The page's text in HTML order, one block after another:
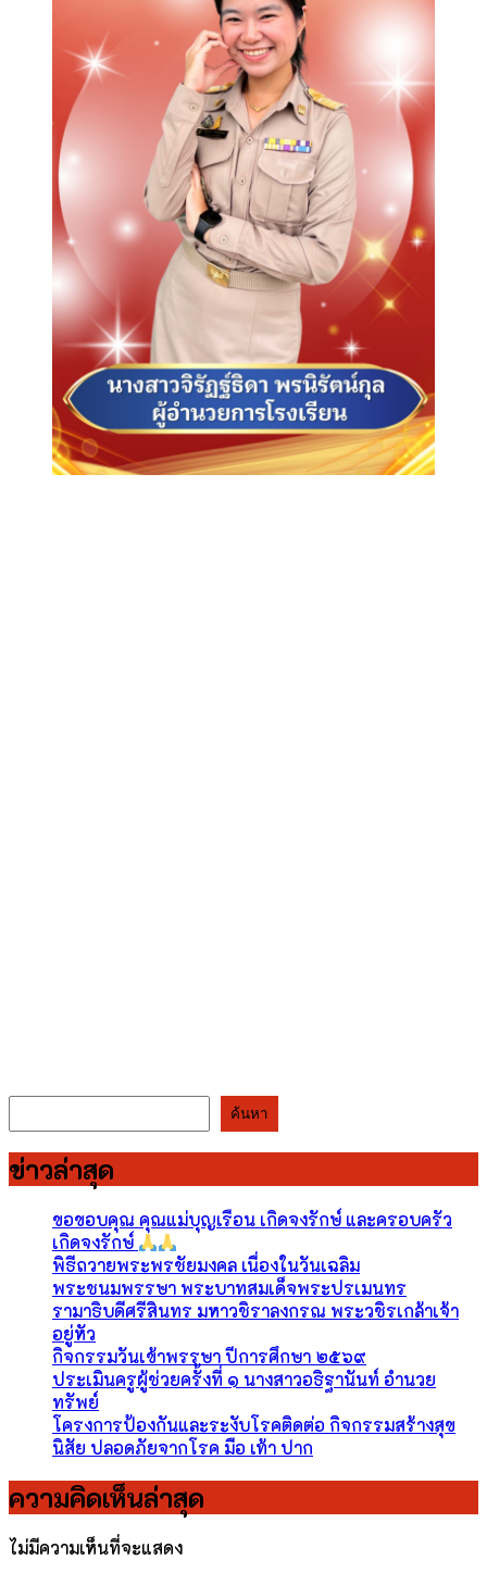
ค้นหา
ข่าวล่าสุด
ขอขอบคุณ คุณแม่บุญเรือน เกิดจงรักษ์ และครอบครัว
เกิดจงรักษ์
พิธีถวายพระพรชัยมงคล เนื่องในวันเฉลิม
พระชนมพรรษา พระบาทสมเด็จพระปรเมนทร
รามาธิบดีศรีสินทร มหาวชิราลงกรณ พระวชิรเกล้าเจ้า
อยู่หัว
กิจกรรมวันเข้าพรรษา ปีการศึกษา ๒๕๖๙
ประเมินครูผู้ช่วยครั้งที่ ๑ นางสาวอธิฐานันท์ อำนวย
ทรัพย์
โครงการป้องกันและระงับโรคติดต่อ กิจกรรมสร้างสุข
นิสัย ปลอดภัยจากโรค มือ เท้า ปาก
ความคิดเห็นล่าสุด
ไม่มีความเห็นที่จะแสดง